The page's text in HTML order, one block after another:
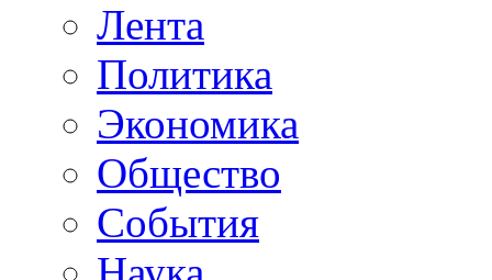
Лента
Политика
Экономика
Общество
События